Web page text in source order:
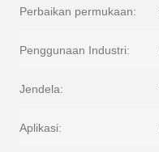
Perbaikan permukaan:
Penggunaan Industri:
Jendela:
Aplikasi: